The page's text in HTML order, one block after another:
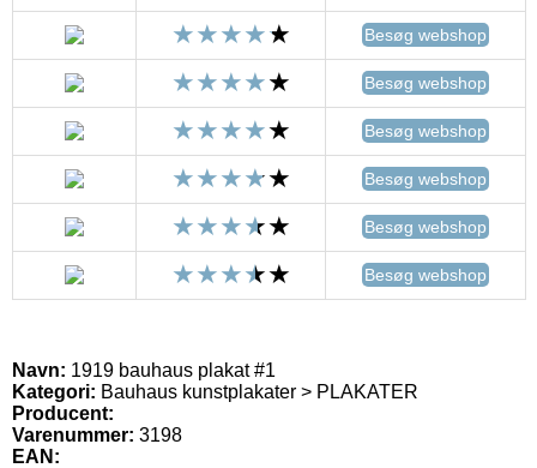
Besøg webshop
Besøg webshop
Besøg webshop
Besøg webshop
Besøg webshop
Besøg webshop
Navn: 1919 bauhaus plakat #1
Kategori: Bauhaus kunstplakater > PLAKATER
Producent:
Varenummer: 3198
EAN: